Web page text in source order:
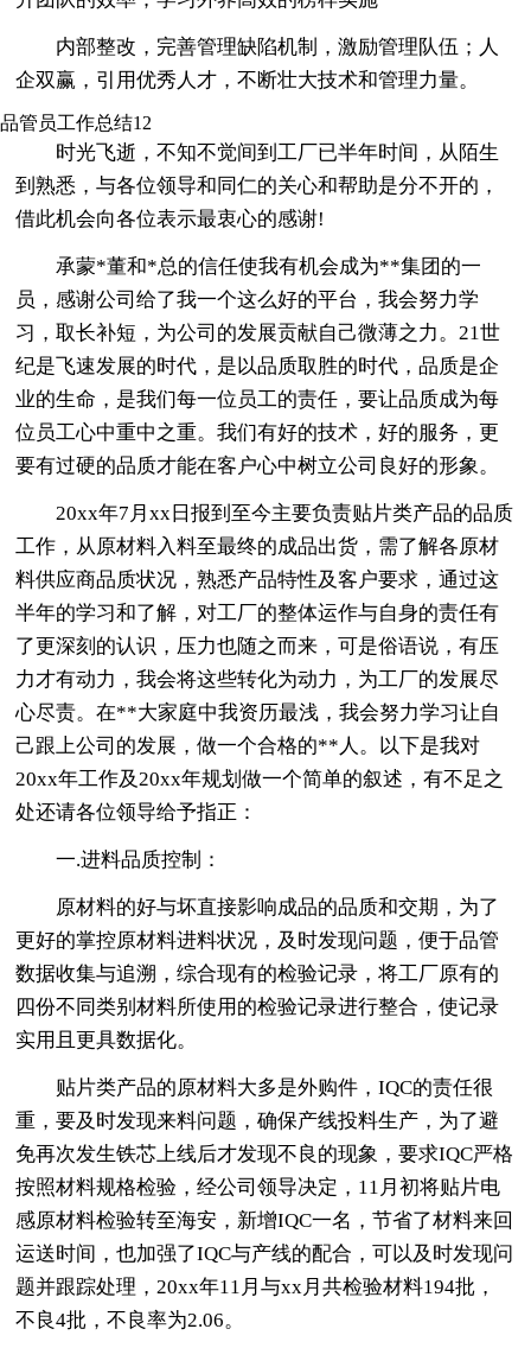
内部整改，完善管理缺陷机制，激励管理队伍；人
企双赢，引用优秀人才，不断壮大技术和管理力量。
品管员工作总结12
时光飞逝，不知不觉间到工厂已半年时间，从陌生
到熟悉，与各位领导和同仁的关心和帮助是分不开的，
借此机会向各位表示最衷心的感谢!
承蒙*董和*总的信任使我有机会成为**集团的一
员，感谢公司给了我一个这么好的平台，我会努力学
习，取长补短，为公司的发展贡献自己微薄之力。21世
纪是飞速发展的时代，是以品质取胜的时代，品质是企
业的生命，是我们每一位员工的责任，要让品质成为每
位员工心中重中之重。我们有好的技术，好的服务，更
要有过硬的品质才能在客户心中树立公司良好的形象。
20xx年7月xx日报到至今主要负责贴片类产品的品质
工作，从原材料入料至最终的成品出货，需了解各原材
料供应商品质状况，熟悉产品特性及客户要求，通过这
半年的学习和了解，对工厂的整体运作与自身的责任有
了更深刻的认识，压力也随之而来，可是俗语说，有压
力才有动力，我会将这些转化为动力，为工厂的发展尽
心尽责。在**大家庭中我资历最浅，我会努力学习让自
己跟上公司的发展，做一个合格的**人。以下是我对
20xx年工作及20xx年规划做一个简单的叙述，有不足之
处还请各位领导给予指正：
一.进料品质控制：
原材料的好与坏直接影响成品的品质和交期，为了
更好的掌控原材料进料状况，及时发现问题，便于品管
数据收集与追溯，综合现有的检验记录，将工厂原有的
四份不同类别材料所使用的检验记录进行整合，使记录
实用且更具数据化。
贴片类产品的原材料大多是外购件，IQC的责任很
重，要及时发现来料问题，确保产线投料生产，为了避
免再次发生铁芯上线后才发现不良的现象，要求IQC严格
按照材料规格检验，经公司领导决定，11月初将贴片电
感原材料检验转至海安，新增IQC一名，节省了材料来回
运送时间，也加强了IQC与产线的配合，可以及时发现问
题并跟踪处理，20xx年11月与xx月共检验材料194批，
不良4批，不良率为2.06。